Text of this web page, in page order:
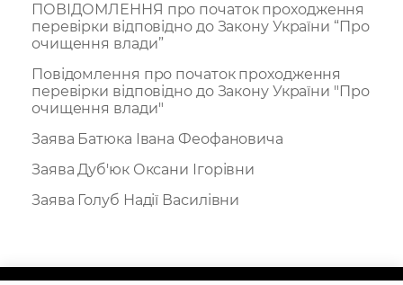
ПОВІДОМЛЕННЯ про початок проходження
перевірки відповідно до Закону України “Про
очищення влади”
Повідомлення про початок проходження
перевірки відповідно до Закону України "Про
очищення влади"
Заява Батюка Івана Феофановича
Заява Дуб'юк Оксани Ігорівни
Заява Голуб Надії Василівни